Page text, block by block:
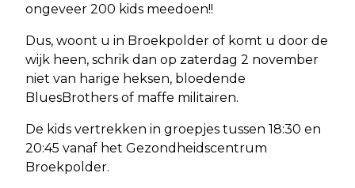
ongeveer 200 kids meedoen!!
Dus, woont u in Broekpolder of komt u door de
wijk heen, schrik dan op zaterdag 2 november
niet van harige heksen, bloedende
BluesBrothers of maffe militairen.
De kids vertrekken in groepjes tussen 18:30 en
20:45 vanaf het Gezondheidscentrum
Broekpolder.